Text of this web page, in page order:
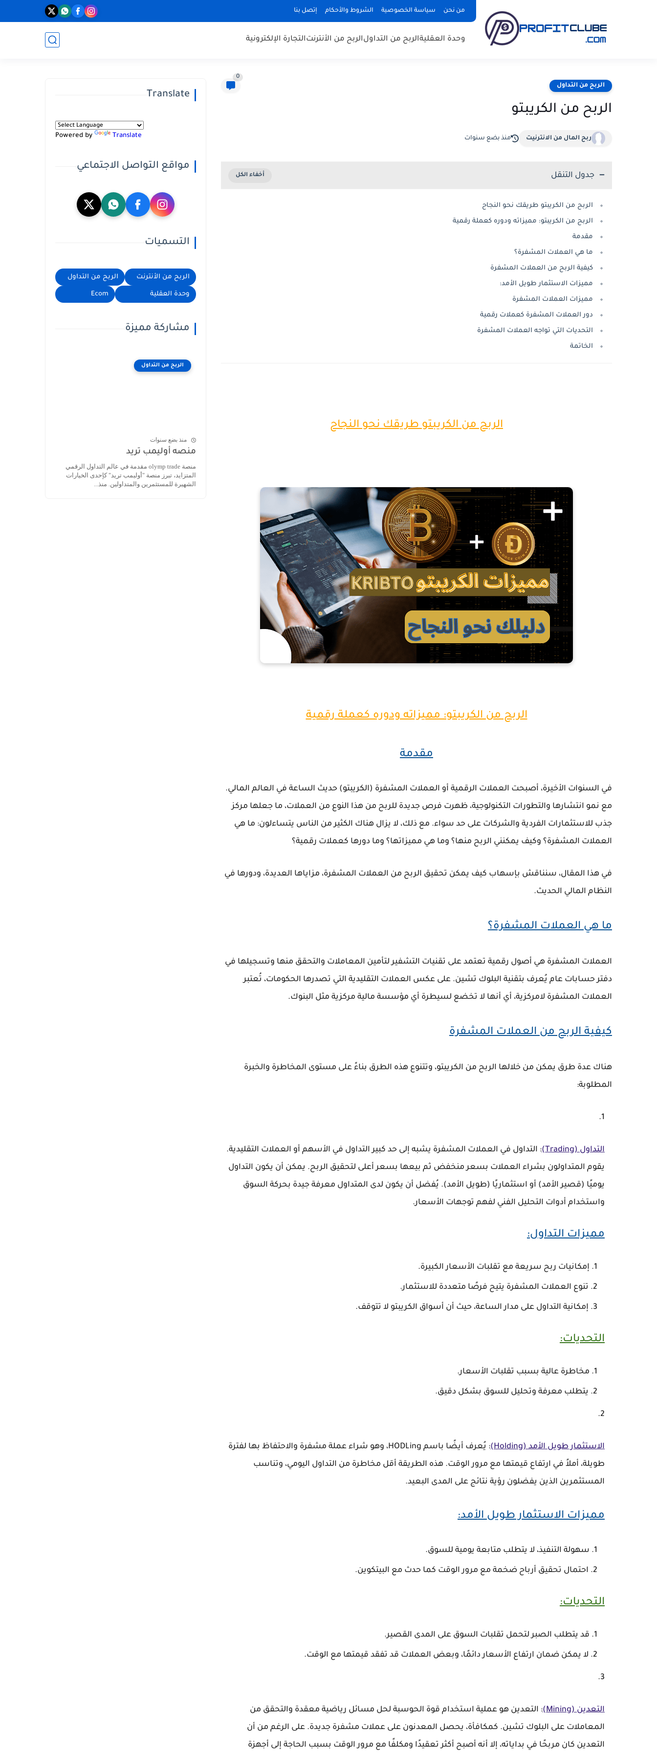
من نحن سياسة الخصوصية الشروط والأحكام إتصل بنا
وحدة العقليةالربح من التداولالربح من الأنترنتالتجارة الإلكترونية
الربح من التداول
0
الربح من الكريبتو
ربح المال من الانترنيت منذ بضع سنوات
جدول التنقل
الربح من الكريبتو طريقك نحو النجاح
الربح من الكريبتو: مميزاته ودوره كعملة رقمية
مقدمة
ما هي العملات المشفرة؟
كيفية الربح من العملات المشفرة
مميزات الاستثمار طويل الأمد:
مميزات العملات المشفرة
دور العملات المشفرة كعملات رقمية
التحديات التي تواجه العملات المشفرة
الخاتمة
الربح من الكريبتو طريقك نحو النجاح
الربح من الكريبتو: مميزاته ودوره كعملة رقمية
مقدمة
في السنوات الأخيرة، أصبحت العملات الرقمية أو العملات المشفرة (الكريبتو) حديث الساعة في العالم المالي.
مع نمو انتشارها والتطورات التكنولوجية، ظهرت فرص جديدة للربح من هذا النوع من العملات، ما جعلها مركز
جذب للاستثمارات الفردية والشركات على حد سواء. مع ذلك، لا يزال هناك الكثير من الناس يتساءلون: ما هي
العملات المشفرة؟ وكيف يمكنني الربح منها؟ وما هي مميزاتها؟ وما دورها كعملات رقمية؟
في هذا المقال، سنناقش بإسهاب كيف يمكن تحقيق الربح من العملات المشفرة، مزاياها العديدة، ودورها في
النظام المالي الحديث.
ما هي العملات المشفرة؟
العملات المشفرة هي أصول رقمية تعتمد على تقنيات التشفير لتأمين المعاملات والتحقق منها وتسجيلها في
دفتر حسابات عام يُعرف بتقنية البلوك تشين. على عكس العملات التقليدية التي تصدرها الحكومات، تُعتبر
العملات المشفرة لامركزية، أي أنها لا تخضع لسيطرة أي مؤسسة مالية مركزية مثل البنوك.
كيفية الربح من العملات المشفرة
هناك عدة طرق يمكن من خلالها الربح من الكريبتو، وتتنوع هذه الطرق بناءً على مستوى المخاطرة والخبرة
المطلوبة:
التداول (Trading) : التداول في العملات المشفرة يشبه إلى حد كبير التداول في الأسهم أو العملات التقليدية.
يقوم المتداولون بشراء العملات بسعر منخفض ثم بيعها بسعر أعلى لتحقيق الربح. يمكن أن يكون التداول
يوميًا (قصير الأمد) أو استثماريًا (طويل الأمد). يُفضل أن يكون لدى المتداول معرفة جيدة بحركة السوق
واستخدام أدوات التحليل الفني لفهم توجهات الأسعار.
مميزات التداول:
إمكانيات ربح سريعة مع تقلبات الأسعار الكبيرة.
تنوع العملات المشفرة يتيح فرصًا متعددة للاستثمار.
إمكانية التداول على مدار الساعة، حيث أن أسواق الكريبتو لا تتوقف.
التحديات:
مخاطرة عالية بسبب تقلبات الأسعار.
يتطلب معرفة وتحليل للسوق بشكل دقيق.
الاستثمار طويل الأمد (Holding) :
يُعرف أيضًا باسم HODLing، وهو شراء عملة مشفرة والاحتفاظ بها لفترة
طويلة، أملاً في ارتفاع قيمتها مع مرور الوقت. هذه الطريقة أقل مخاطرة من التداول اليومي، وتناسب
المستثمرين الذين يفضلون رؤية نتائج على المدى البعيد.
مميزات الاستثمار طويل الأمد:
سهولة التنفيذ، لا يتطلب متابعة يومية للسوق.
احتمال تحقيق أرباح ضخمة مع مرور الوقت كما حدث مع البيتكوين.
التحديات:
قد يتطلب الصبر لتحمل تقلبات السوق على المدى القصير.
لا يمكن ضمان ارتفاع الأسعار دائمًا، وبعض العملات قد تفقد قيمتها مع الوقت.
التعدين (Mining) : التعدين هو عملية استخدام قوة الحوسبة لحل مسائل رياضية معقدة والتحقق من
المعاملات على البلوك تشين. كمكافأة، يحصل المعدنون على عملات مشفرة جديدة. على الرغم من أن
التعدين كان مربحًا في بداياته، إلا أنه أصبح أكثر تعقيدًا ومكلفًا مع مرور الوقت بسبب الحاجة إلى أجهزة
Translate
Powered by Translate
مواقع التواصل الاجتماعي
التسميات
الربح من الأنترنت الربح من التداول
وحدة العقلية Ecom
مشاركة مميزة
الربح من التداول
منذ بضع سنوات
منصه أوليمب تريد
منصة olymp trade مقدمة في عالم التداول الرقمي
المتزايد، تبرز منصة "أوليمب تريد" كإحدى الخيارات
الشهيرة للمستثمرين والمتداولين. منذ...